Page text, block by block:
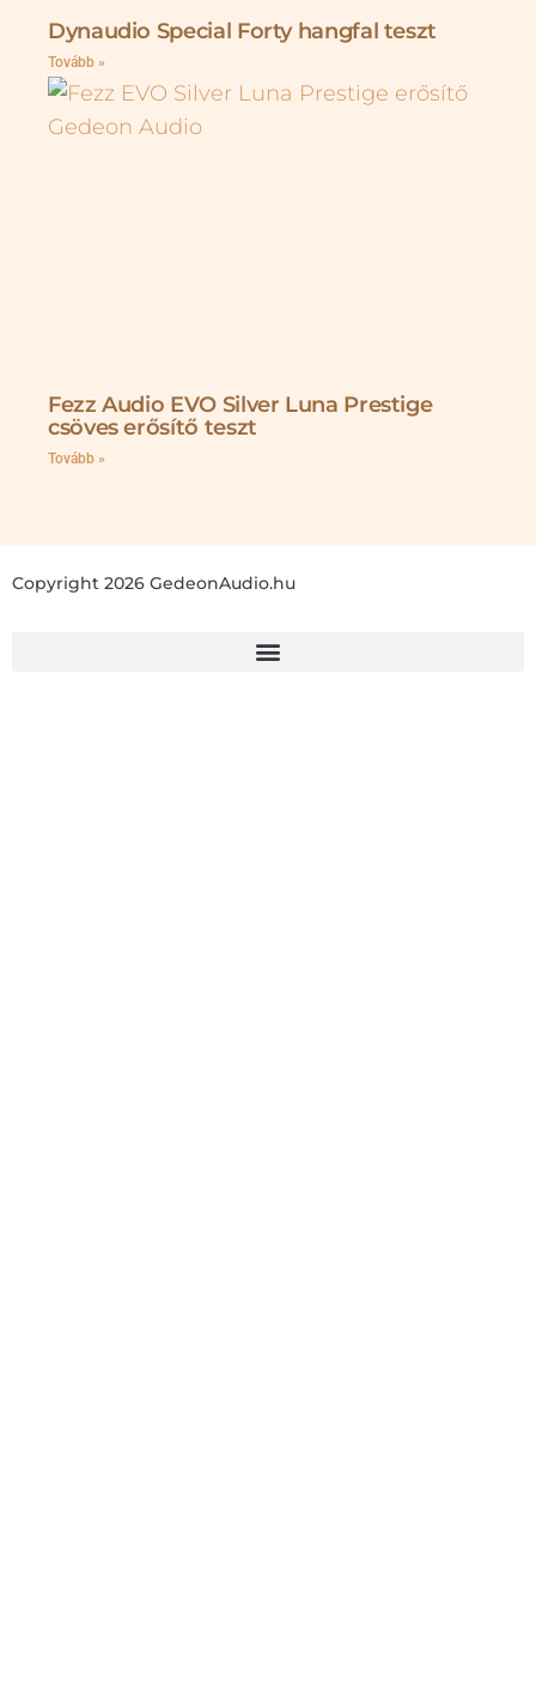
Dynaudio Special Forty hangfal teszt
Tovább »
Fezz Audio EVO Silver Luna Prestige
csöves erősítő teszt
Tovább »
Copyright 2026 GedeonAudio.hu